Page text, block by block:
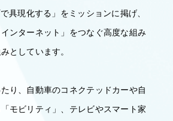
具現化する」をミッションに掲げ、
ンターネット」をつなぐ高度な組み
としています。
り、自動車のコネクテッドカーや自
モビリティ」、テレビやスマート家